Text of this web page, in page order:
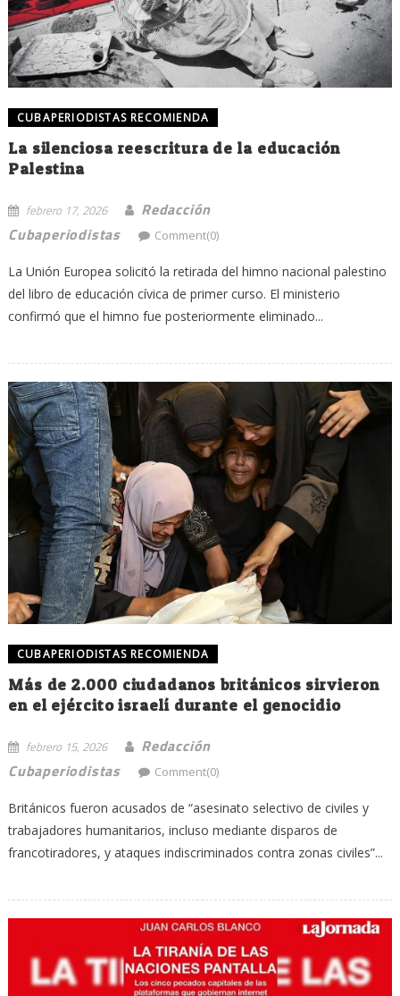
CUBAPERIODISTAS RECOMIENDA
La silenciosa reescritura de la educación
Palestina
febrero 17, 2026
Redacción
Cubaperiodistas
Comment(0)
La Unión Europea solicitó la retirada del himno nacional palestino
del libro de educación cívica de primer curso. El ministerio
confirmó que el himno fue posteriormente eliminado...
CUBAPERIODISTAS RECOMIENDA
Más de 2.000 ciudadanos británicos sirvieron
en el ejército israelí durante el genocidio
febrero 15, 2026
Redacción
Cubaperiodistas
Comment(0)
Británicos fueron acusados de “asesinato selectivo de civiles y
trabajadores humanitarios, incluso mediante disparos de
francotiradores, y ataques indiscriminados contra zonas civiles”...